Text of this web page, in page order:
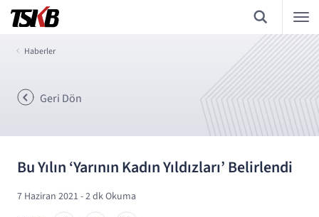
Haberler
Geri Dön
Bu Yılın ‘Yarının Kadın Yıldızları’ Belirlendi
7 Haziran 2021 - 2 dk Okuma